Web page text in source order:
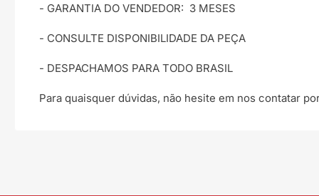
- GARANTIA DO VENDEDOR: 3 MESES
- CONSULTE DISPONIBILIDADE DA PEÇA
- DESPACHAMOS PARA TODO BRASIL
Para quaisquer dúvidas, não hesite em nos contatar